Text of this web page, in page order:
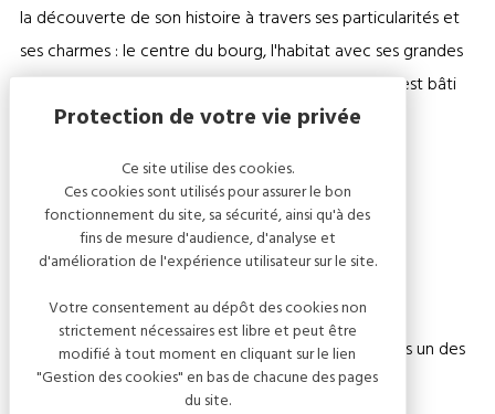
la découverte de son histoire à travers ses particularités et
ses charmes : le centre du bourg, l'habitat avec ses grandes
longères, ses écoles, la Seine au bord de laquelle il est bâti
et l'évocation de Villemoyennois remarquable.
Les samedis 25 Juillet & 29 Août à 10h
Adulte: 6€ / Duo: 10€ / Tarif pass CDB*: 5€
Rendez-vous devant l’église
*Le tarif pass ne peut être accordé qu'en cas de
présentation du Pass CDB 2026 déjà tamponné dans un des
sites partenaires
Ce site utilise des cookies.
Ces cookies sont utilisés pour assurer le bon
fonctionnement du site, sa sécurité, ainsi qu'à des
fins de mesure d'audience, d'analyse et
d'amélioration de l'expérience utilisateur sur le site.
Votre consentement au dépôt des cookies non
strictement nécessaires est libre et peut être
modifié à tout moment en cliquant sur le lien
"Gestion des cookies" en bas de chacune des pages
du site.